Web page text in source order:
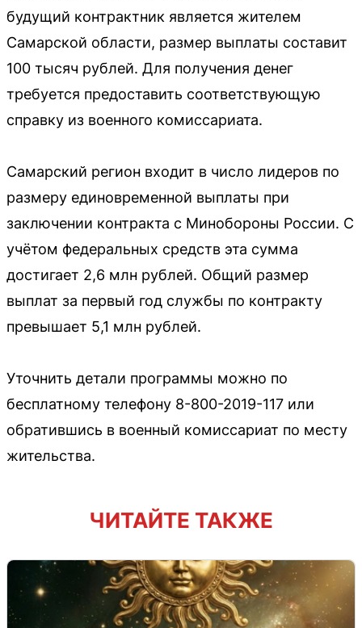
будущий контрактник является жителем
Самарской области, размер выплаты составит
100 тысяч рублей. Для получения денег
требуется предоставить соответствующую
справку из военного комиссариата.
Самарский регион входит в число лидеров по
размеру единовременной выплаты при
заключении контракта с Минобороны России. С
учётом федеральных средств эта сумма
достигает 2,6 млн рублей. Общий размер
выплат за первый год службы по контракту
превышает 5,1 млн рублей.
Уточнить детали программы можно по
бесплатному телефону 8-800-2019-117 или
обратившись в военный комиссариат по месту
жительства.
ЧИТАЙТЕ ТАКЖЕ